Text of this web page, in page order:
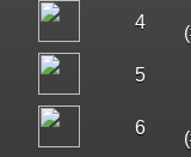
4
5
6